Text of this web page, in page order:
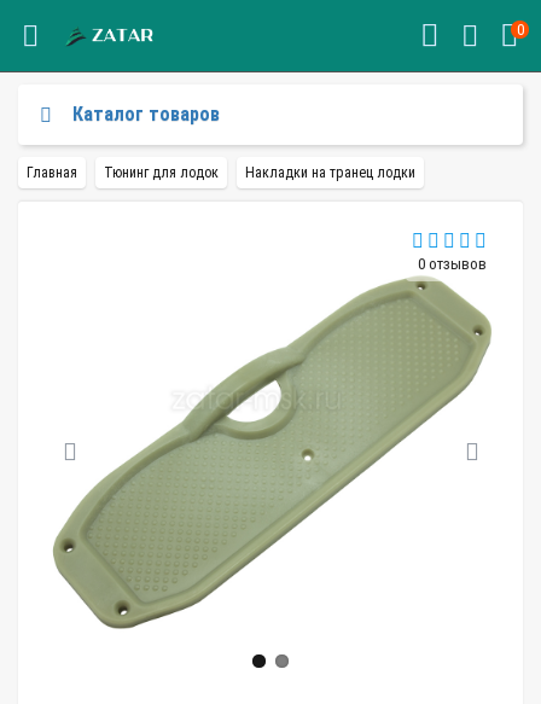
0
Каталог товаров
Главная Тюнинг для лодок Накладки на транец лодки
0 отзывов